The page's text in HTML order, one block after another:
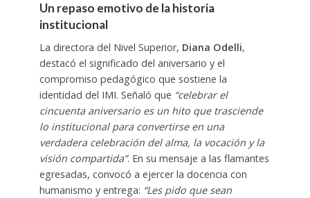
Un repaso emotivo de la historia
institucional
La directora del Nivel Superior, Diana Odelli,
destacó el significado del aniversario y el
compromiso pedagógico que sostiene la
identidad del IMI. Señaló que “celebrar el
cincuenta aniversario es un hito que trasciende
lo institucional para convertirse en una
verdadera celebración del alma, la vocación y la
visión compartida”. En su mensaje a las flamantes
egresadas, convocó a ejercer la docencia con
humanismo y entrega: “Les pido que sean